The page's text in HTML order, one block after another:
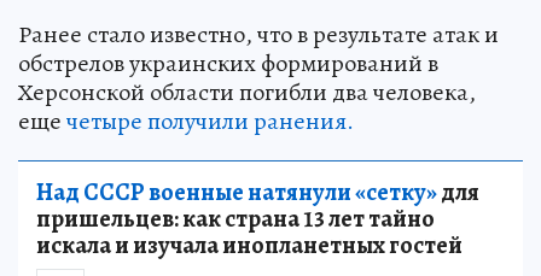
Ранее стало известно, что в результате атак и
обстрелов украинских формирований в
Херсонской области погибли два человека,
ещечетыре получили ранения.
Над СССР военные натянули «сетку»для
пришельцев: как страна 13 лет тайно
искала и изучала инопланетных гостей